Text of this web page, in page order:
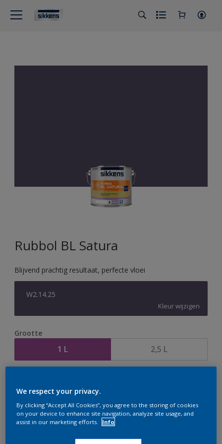
Rubbol BL Satura
Blijvend prachtig resultaat, perfecte vloei
W2.14.25
Kleur wijzigen
Grootte
1 L 2,5 L
We respect your privacy.
By clicking “Accept All Cookies”, you agree to the storing of cookies
on your device to enhance site navigation, analyze site usage, and
assist in our marketing efforts.
Info